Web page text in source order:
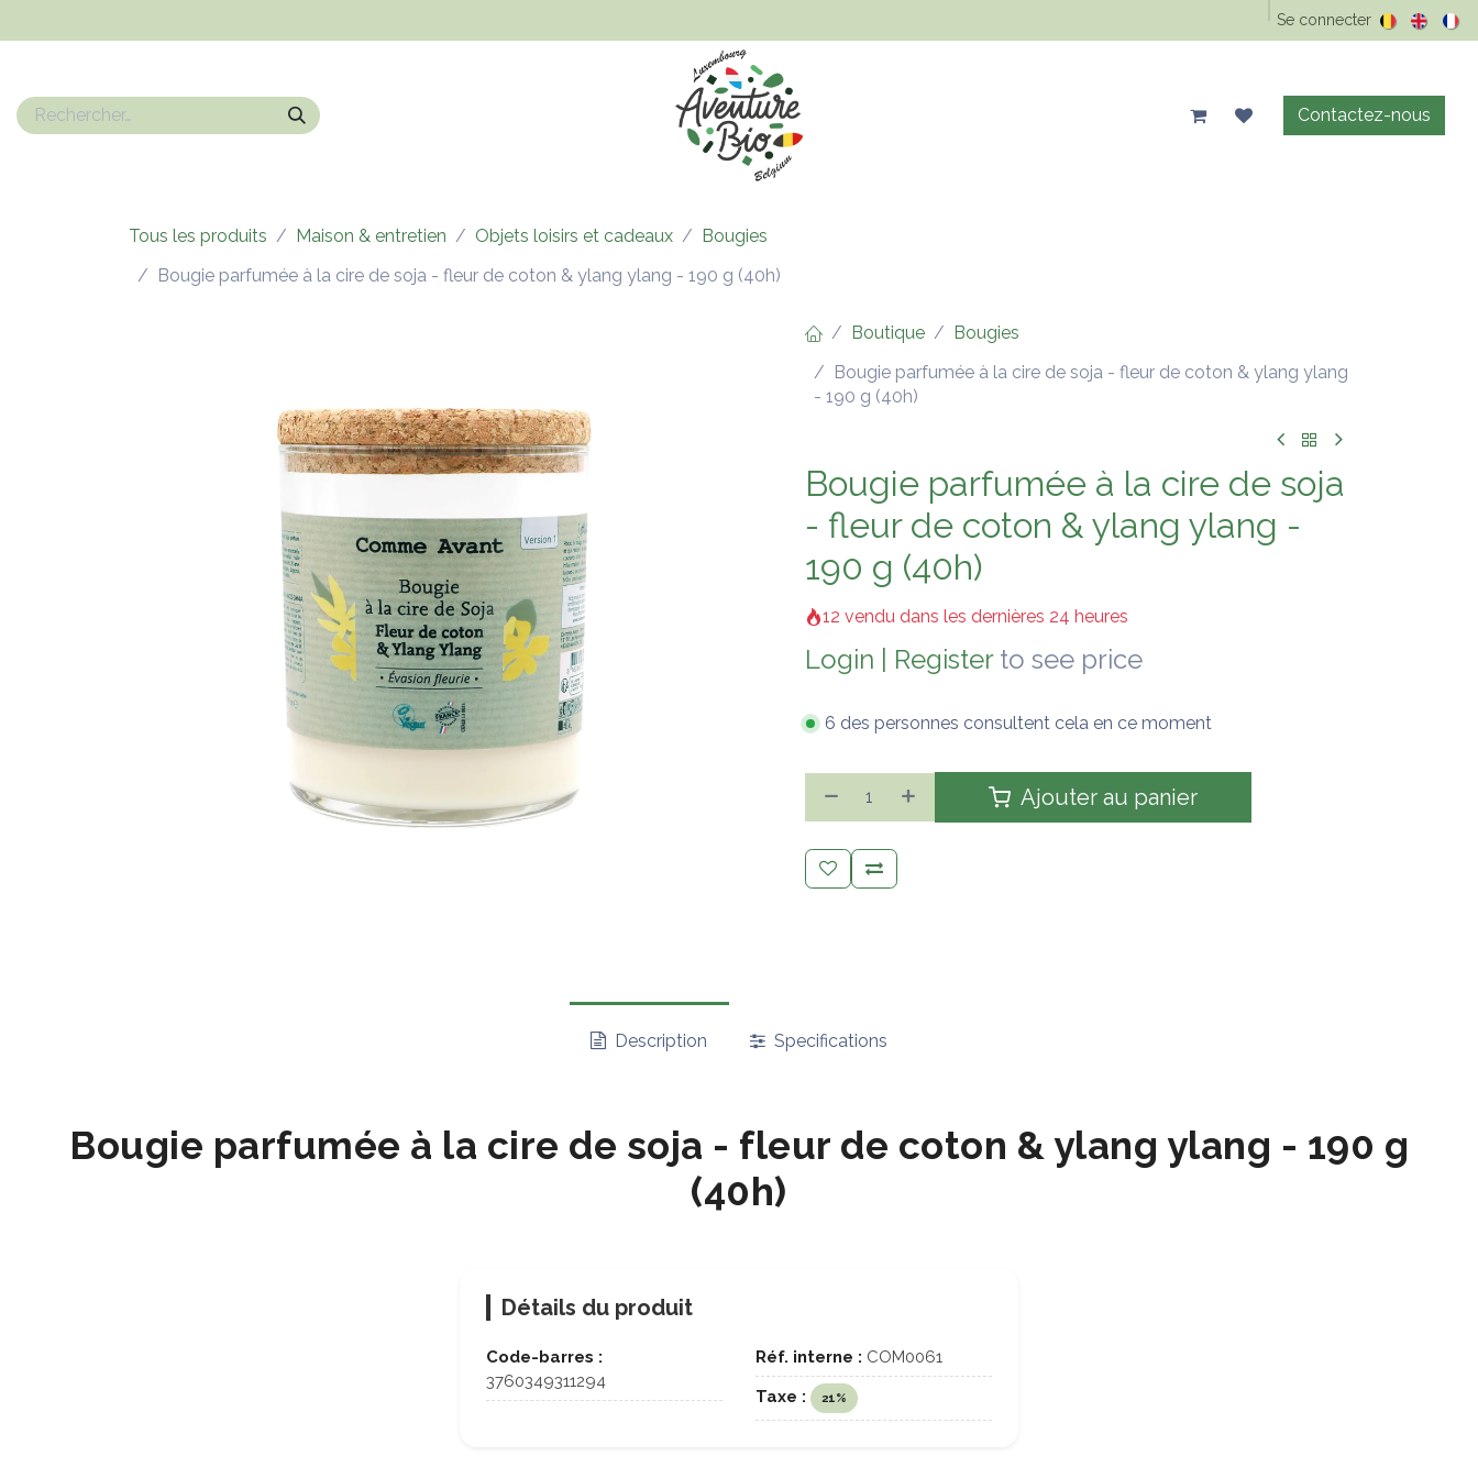
Maison & entretien Précos d'été
Se connecter
Contactez-nous
Tous les produits Maison & entretien Objets loisirs et cadeaux
Bougies
Bougie parfumée à la cire de soja - fleur de coton & ylang ylang - 190 g (40h)
Boutique
Bougies
Bougie parfumée à la cire de soja - fleur de coton & ylang ylang
- 190 g (40h)
Bougie parfumée à la cire de soja
- fleur de coton & ylang ylang -
190 g (40h)
12 vendu dans les dernières 24 heures
Login Register to see price
6 des personnes consultent cela en ce moment
Ajouter au panier
Description Specifications
Bougie parfumée à la cire de soja - fleur de coton & ylang ylang - 190 g
(40h)
Détails du produit
Code-barres :
3760349311294
Réf. interne : COM0061
Taxe :
21%